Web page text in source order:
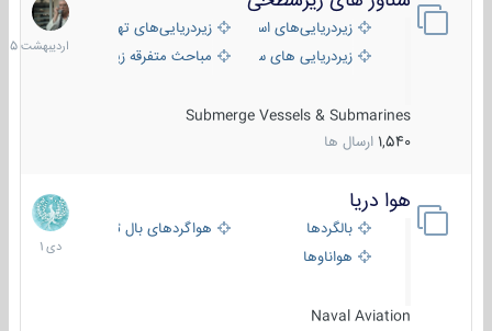
زیردریایی‌های استراتژیکزیردریایی‌های تهاجمی
زیردریایی های سبک
مباحث متفرقه زیرسطحی
Submerge Vessels & Submarines
1,540 ارسال ها
1405
هوا دریا
بالگردها
هواگردهای بال ثابت
هواناوها
Naval Aviation
12
دی
1401